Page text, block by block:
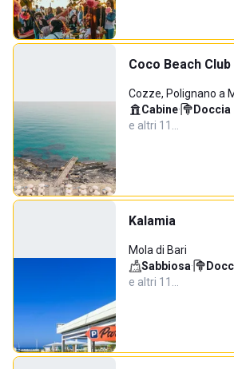
Coco Beach Club
Cozze, Polignano a
Cabine· Doccia
e altri 11…
Kalamia
Mola di Bari
Sabbiosa·
e altri 11…